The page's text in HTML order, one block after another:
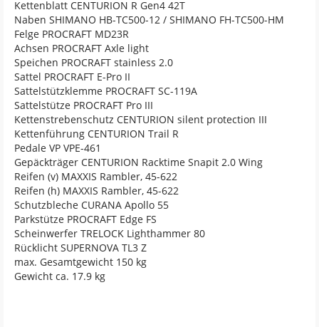
Kettenblatt CENTURION R Gen4 42T
Naben SHIMANO HB-TC500-12 / SHIMANO FH-TC500-HM
Felge PROCRAFT MD23R
Achsen PROCRAFT Axle light
Speichen PROCRAFT stainless 2.0
Sattel PROCRAFT E-Pro II
Sattelstützklemme PROCRAFT SC-119A
Sattelstütze PROCRAFT Pro III
Kettenstrebenschutz CENTURION silent protection III
Kettenführung CENTURION Trail R
Pedale VP VPE-461
Gepäckträger CENTURION Racktime Snapit 2.0 Wing
Reifen (v) MAXXIS Rambler, 45-622
Reifen (h) MAXXIS Rambler, 45-622
Schutzbleche CURANA Apollo 55
Parkstütze PROCRAFT Edge FS
Scheinwerfer TRELOCK Lighthammer 80
Rücklicht SUPERNOVA TL3 Z
max. Gesamtgewicht 150 kg
Gewicht ca. 17.9 kg